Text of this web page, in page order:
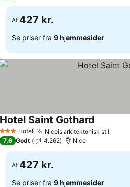
Af 427 kr.
Se priser fra 9 hjemmesider
3 StjernerHotel Nicois arkitektonisk stil
Hotel Saint Gothard
7,6 Godt 4.262 Nice
Af 427 kr.
Se priser fra 9 hjemmesider